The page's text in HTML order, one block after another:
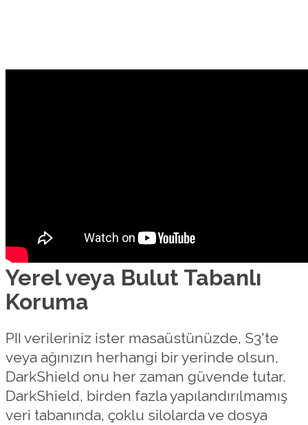
Yerel veya Bulut Tabanlı
Koruma
PII verileriniz ister masaüstünüzde, S3'te
veya ağınızın herhangi bir yerinde olsun,
DarkShield onu her zaman güvende tutar.
DarkShield, birden fazla yapılandırılmamış
veri tabanında, çoklu silolarda ve dosya